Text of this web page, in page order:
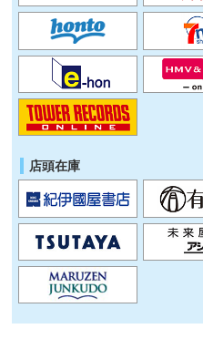
店頭在庫